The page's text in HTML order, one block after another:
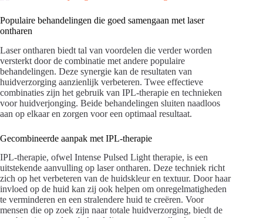
Populaire behandelingen die goed samengaan met laser
ontharen
Laser ontharen biedt tal van voordelen die verder worden
versterkt door de combinatie met andere populaire
behandelingen. Deze synergie kan de resultaten van
huidverzorging aanzienlijk verbeteren. Twee effectieve
combinaties zijn het gebruik van IPL-therapie en technieken
voor huidverjonging. Beide behandelingen sluiten naadloos
aan op elkaar en zorgen voor een optimaal resultaat.
Gecombineerde aanpak met IPL-therapie
IPL-therapie, ofwel Intense Pulsed Light therapie, is een
uitstekende aanvulling op laser ontharen. Deze techniek richt
zich op het verbeteren van de huidskleur en textuur. Door haar
invloed op de huid kan zij ook helpen om onregelmatigheden
te verminderen en een stralendere huid te creëren. Voor
mensen die op zoek zijn naar totale huidverzorging, biedt de